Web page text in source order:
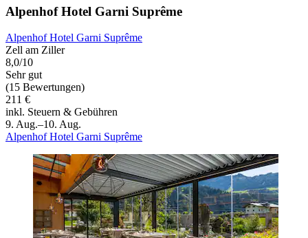
Alpenhof Hotel Garni Suprême
Alpenhof Hotel Garni Suprême
Zell am Ziller
8,0/10
Sehr gut
(15 Bewertungen)
211 €
inkl. Steuern & Gebühren
9. Aug.–10. Aug.
Alpenhof Hotel Garni Suprême